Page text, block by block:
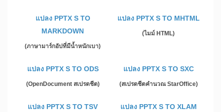
แปลง PPTX S TO
MARKDOWN
(ภาษามาร์กอัปที่มีน้ำหนักเบา)
แปลง PPTX S TO MHTML
(ไมม์ HTML)
แปลง PPTX S TO ODS
(OpenDocument สเปรดชีต)
แปลง PPTX S TO SXC
(สเปรดชีตคำนวณ StarOffice)
แปลง PPTX S TO TSV แปลง PPTX S TO XLAM